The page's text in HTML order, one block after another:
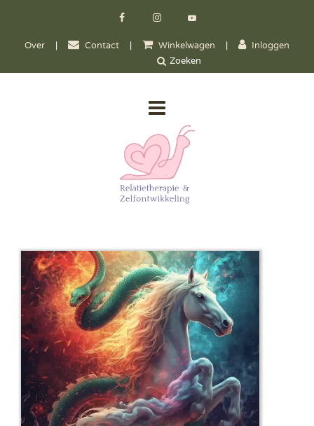
Over | Contact | Winkelwagen | Inloggen